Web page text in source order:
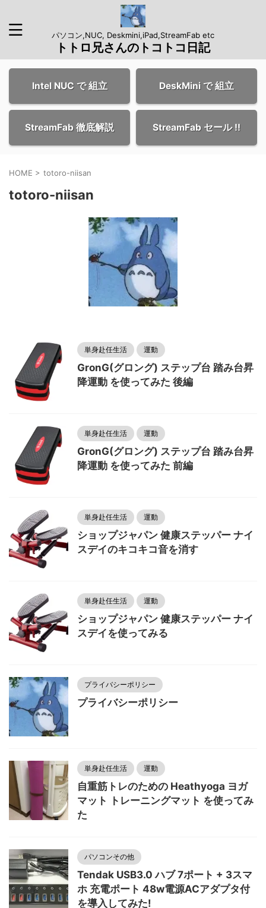
パソコン,NUC, Deskmini,iPad,StreamFab etc
トトロ兄さんのトコトコ日記
Intel NUC で 組立 DeskMini で 組立
StreamFab 徹底解説 StreamFab セール !!
HOME > totoro-niisan
totoro-niisan
単身赴任生活 運動
GronG(グロング) ステップ台 踏み台昇
降運動 を使ってみた 後編
単身赴任生活 運動
GronG(グロング) ステップ台 踏み台昇
降運動 を使ってみた 前編
単身赴任生活 運動
ショップジャパン 健康ステッパー ナイ
スデイのキコキコ音を消す
単身赴任生活 運動
ショップジャパン 健康ステッパー ナイ
スデイを使ってみる
プライバシーポリシー
プライバシーポリシー
単身赴任生活 運動
自重筋トレのための Heathyoga ヨガ
マット トレーニングマット を使ってみ
た
パソコンその他
Tendak USB3.0 ハブ 7ポート + 3スマ
ホ 充電ポート 48w電源ACアダプタ付
を導入してみた!